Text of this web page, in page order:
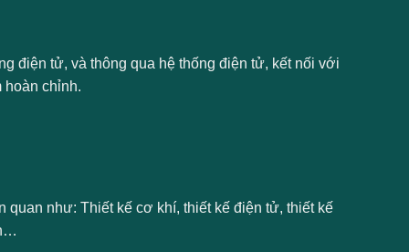
điện tử, và thông qua hệ thống điện tử, kết nối với
hoàn chỉnh.
như: Thiết kế cơ khí, thiết kế điện tử, thiết kế